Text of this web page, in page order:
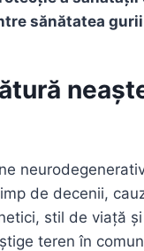
sănătatea
de decenii,
stil de viață
teren în